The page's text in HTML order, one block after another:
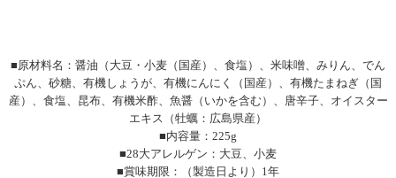
■原材料名：醤油（大豆・小麦（国産）、食塩）、米味噌、みりん、でん
ぷん、砂糖、有機しょうが、有機にんにく（国産）、有機たまねぎ（国
産）、食塩、昆布、有機米酢、魚醤（いかを含む）、唐辛子、オイスター
エキス（牡蠣：広島県産）
■内容量：225g
■28大アレルゲン：大豆、小麦
■賞味期限：（製造日より）1年